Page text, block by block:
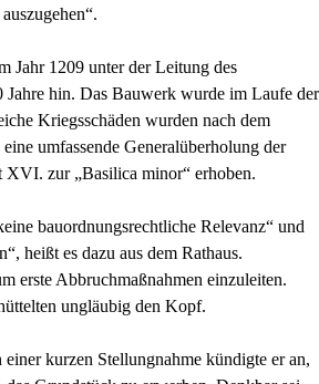
Jahr 1209 unter der Leitung des
hin. Das Bauwerk wurde im Laufe der
Kriegsschäden wurden nach dem
umfassende Generalüberholung der
XVI. zur „Basilica minor“ erhoben.
bauordnungsrechtliche Relevanz“ und
heißt es dazu aus dem Rathaus.
erste Abbruchmaßnahmen einzuleiten.
ungläubig den Kopf.
kurzen Stellungnahme kündigte er an,